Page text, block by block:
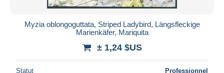
Myzia oblongoguttata, Striped Ladybird, Längsfleckige
Marienkäfer, Mariquita
± 1,24 $US
Statut Professionnel